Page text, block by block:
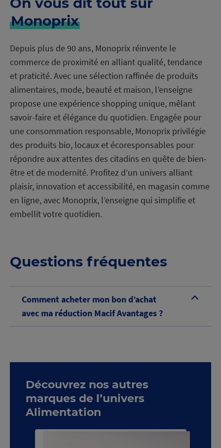
Monoprix
Depuis plus de 90 ans, Monoprix réinvente le
commerce de proximité en alliant qualité, tendance
et praticité. Avec une sélection raffinée de produits
alimentaires, mode, beauté et maison, l’enseigne
propose une expérience shopping unique, mêlant
savoir-faire et élégance du quotidien. Engagée pour
une consommation responsable, Monoprix privilégie
des produits bio, locaux et écoresponsables pour
répondre aux attentes des citadins en quête de bien-
être et de modernité. Profitez d’un univers alliant
plaisir, innovation et accessibilité, en magasin comme
en ligne, avec Monoprix, l’enseigne qui simplifie et
embellit votre quotidien.
Questions fréquentes
B
Comment acheter mon bon d’achat
avec ma réduction Macif Avantages ?
Découvrez nos autres
marques de l’univers
Alimentation